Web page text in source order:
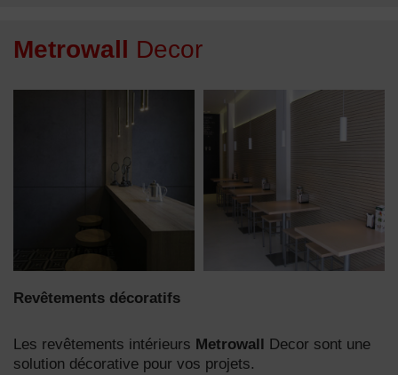
Metrowall Decor
Revêtements décoratifs
Les revêtements intérieurs Metrowall
Decor sont une
solution décorative pour vos projets.